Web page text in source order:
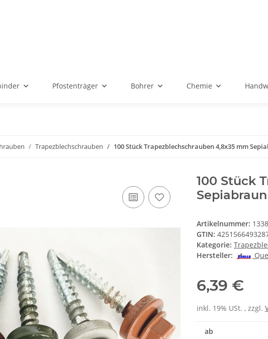
Pfostenträger Bohrer Chemie
Trapezblechschrauben 100 Stück Trapezblechschrauben 4,8x35 mm
100 Stück
Artikelnummer:
GTIN:
Kategorie:
Hersteller:
6,39 €
inkl. 19% USt. , zzgl.
ab